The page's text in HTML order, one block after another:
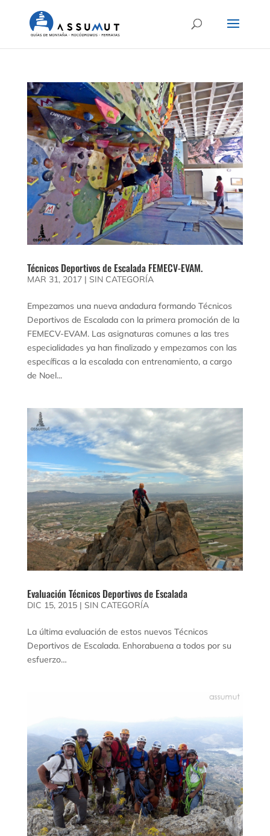
Técnicos Deportivos de Escalada FEMECV-EVAM.
MAR 31, 2017| SIN CATEGORÍA
Empezamos una nueva andadura formando Técnicos
Deportivos de Escalada con la primera promoción de la
FEMECV-EVAM. Las asignaturas comunes a las tres
especialidades ya han finalizado y empezamos con las
específicas a la escalada con entrenamiento, a cargo
de Noel...
Evaluación Técnicos Deportivos de Escalada
DIC 15, 2015| SIN CATEGORÍA
La última evaluación de estos nuevos Técnicos
Deportivos de Escalada. Enhorabuena a todos por su
esfuerzo…